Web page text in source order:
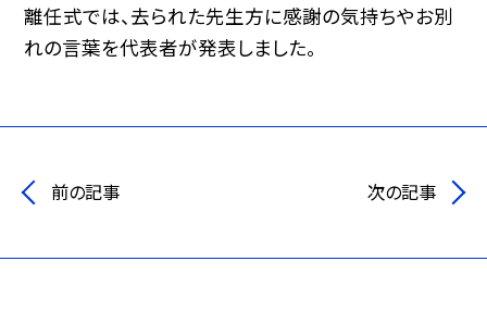
離任式では、去られた先生方に感謝の気持ちやお別
れの言葉を代表者が発表しました。
前の記事 次の記事